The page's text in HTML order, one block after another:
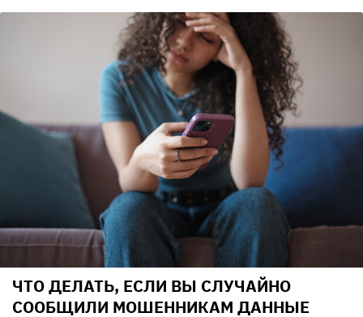
ЧТО ДЕЛАТЬ, ЕСЛИ ВЫ СЛУЧАЙНО
СООБЩИЛИ МОШЕННИКАМ ДАННЫЕ